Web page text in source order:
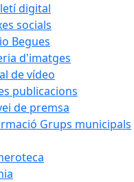
digital
socials
Begues
d'imatges
de vídeo
publicacions
de premsa
Grups municipals